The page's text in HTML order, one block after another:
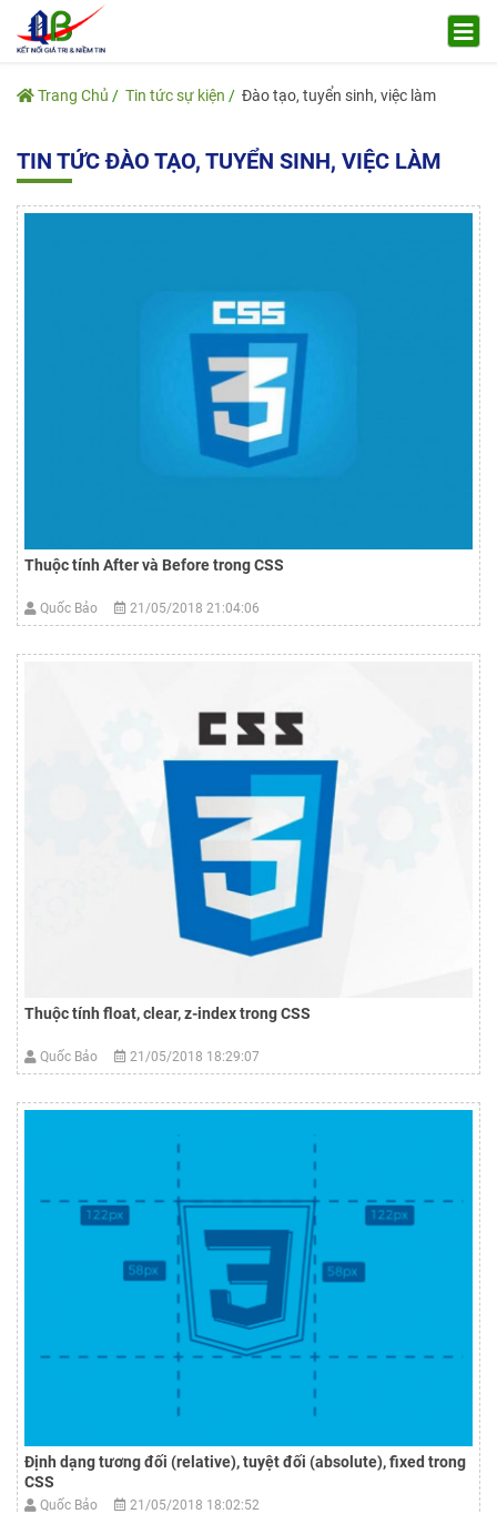
Trang Chủ Tin tức sự kiện Đào tạo, tuyển sinh, việc làm
TIN TỨC ĐÀO TẠO, TUYỂN SINH, VIỆC LÀM
Thuộc tính After và Before trong CSS
Quốc Bảo 21/05/2018 21:04:06
Thuộc tính float, clear, z-index trong CSS
Quốc Bảo 21/05/2018 18:29:07
Định dạng tương đối (relative), tuyệt đối (absolute), fixed trong
CSS
Quốc Bảo 21/05/2018 18:02:52